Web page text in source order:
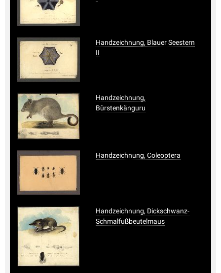
Handzeichnung, Blauer Seestern
II
Handzeichnung,
Bürstenkänguru
Handzeichnung, Coleoptera
Handzeichnung, Dickschwanz-
Schmalfußbeutelmaus